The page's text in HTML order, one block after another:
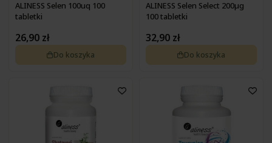
ALINESS Selen 100uq 100
tabletki
26,90 zł
Do koszyka
ALINESS Selen Select 200µg
100 tabletki
32,90 zł
Do koszyka